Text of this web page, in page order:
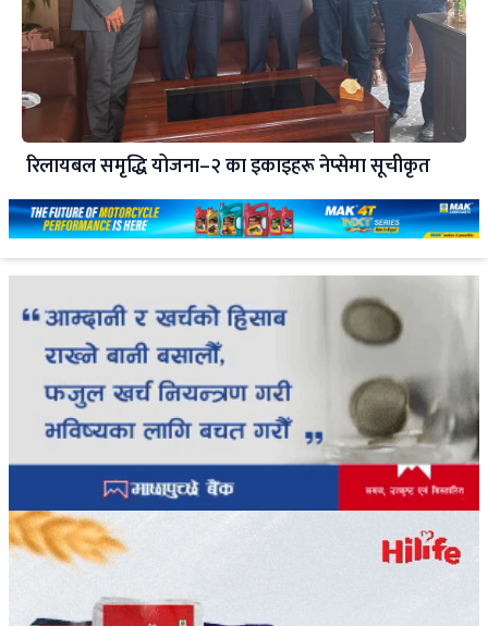
रिलायबल समृद्धि योजना–२ का इकाइहरू नेप्सेमा सूचीकृत